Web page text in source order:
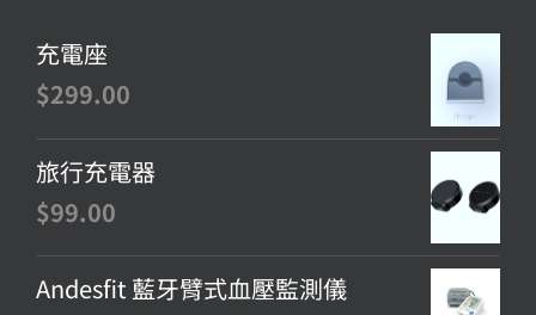
充電座
$299.00
旅行充電器
$99.00
Andesfit 藍牙臂式血壓監測儀